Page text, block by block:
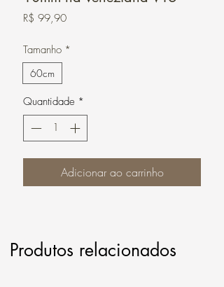
R$ 99,90Preço
Tamanho *
60cm
Quantidade *
Adicionar ao carrinho
Produtos relacionados